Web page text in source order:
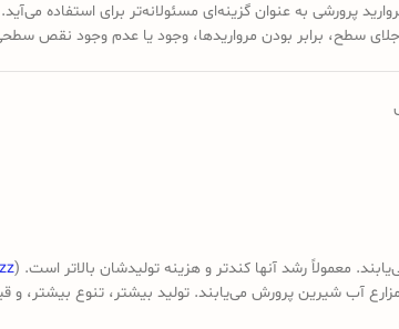
پرورشی به عنوان گزینه‌ای مسئولانه‌تر برای استفاده می‌آید.
سطح، برابر بودن مرواریدها، وجود یا عدم وجود نقص
معمولاً رشد آنها کندتر و هزینه تولیدشان بالاتر است. (
آب شیرین پرورش می‌یابند. تولید بیشتر، تنوع بیشتر، و